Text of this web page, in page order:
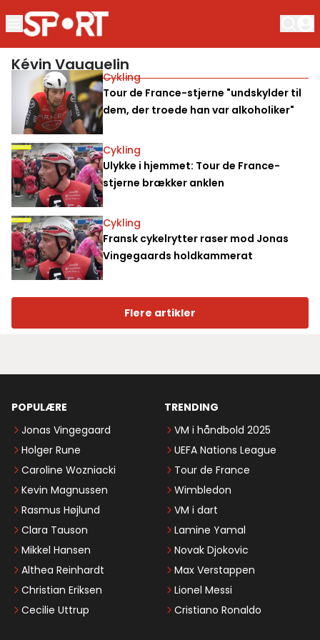
Kévin Vauquelin
Cykling
Tour de France-stjerne "undskylder til
dem, der troede han var alkoholiker"
Cykling
Ulykke i hjemmet: Tour de France-
stjerne brækker anklen
Cykling
Fransk cykelrytter raser mod Jonas
Vingegaards holdkammerat
Flere artikler
POPULÆRE
Jonas Vingegaard
Holger Rune
Caroline Wozniacki
Kevin Magnussen
Rasmus Højlund
Clara Tauson
Mikkel Hansen
Althea Reinhardt
Christian Eriksen
Cecilie Uttrup
TRENDING
VM i håndbold 2025
UEFA Nations League
Tour de France
Wimbledon
VM i dart
Lamine Yamal
Novak Djokovic
Max Verstappen
Lionel Messi
Cristiano Ronaldo